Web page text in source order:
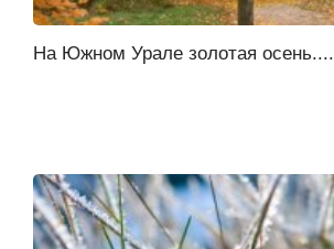
На Южном Урале золотая осень....